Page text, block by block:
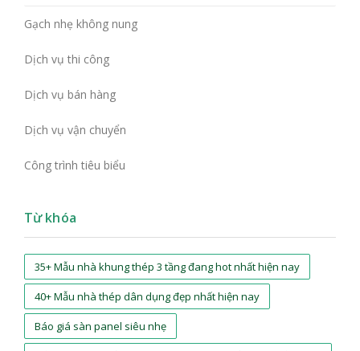
Gạch nhẹ không nung
Dịch vụ thi công
Dịch vụ bán hàng
Dịch vụ vận chuyển
Công trình tiêu biểu
Từ khóa
35+ Mẫu nhà khung thép 3 tầng đang hot nhất hiện nay
40+ Mẫu nhà thép dân dụng đẹp nhất hiện nay
Báo giá sàn panel siêu nhẹ